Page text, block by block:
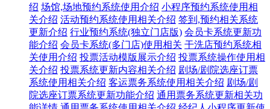
绍 场馆,场地预约系统使用介绍 小程序预约系统使用相
关介绍 活动预约系统使用相关介绍 签到,预约相关系统
更新介绍 行业预约系统(独立门店版) 会员卡系统更新功
能介绍 会员卡系统(多门店)使用相关 干洗店预约系统相
关使用介绍 投票活动模版展示介绍 投票系统操作使用相
关介绍 投票系统更新内容相关介绍 剧场/剧院选座订票
系统使用相关介绍 客运票务系统使用相关介绍 剧场/剧
院选座订票系统更新功能介绍 通用票务系统更新相关功